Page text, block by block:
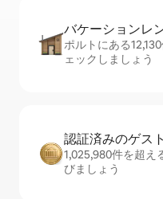
バケーションレ⁠
ポルトにある
ェックしましょう
認証済みのゲ⁠ス⁠
1,025,980件を超え
びましょう